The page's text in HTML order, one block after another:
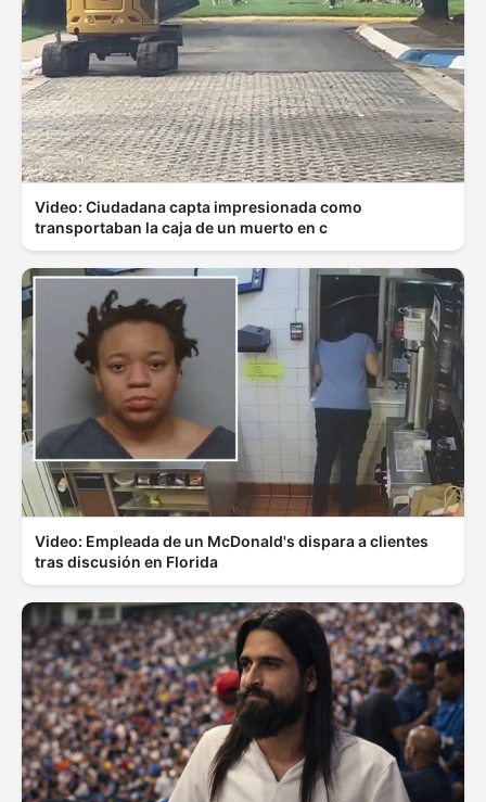
Video: Ciudadana capta impresionada como
transportaban la caja de un muerto en c
Video: Empleada de un McDonald's dispara a clientes
tras discusión en Florida